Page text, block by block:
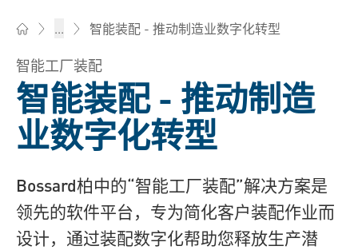
... 智能装配 - 推动制造业数字化转型
智能工厂装配
智能装配 - 推动制造
业数字化转型
Bossard柏中的“智能工厂装配”解决方案是
领先的软件平台，专为简化客户装配作业而
设计，通过装配数字化帮助您释放生产潜